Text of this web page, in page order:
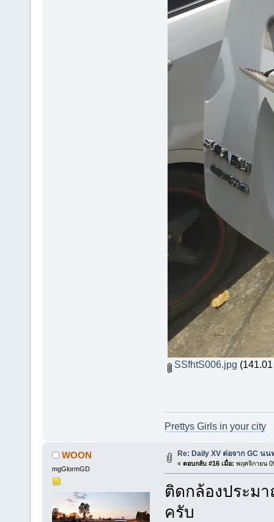
SSfhtS006.jpg
Prettys Girls in your city
WOON
mgGlormGD
Re: Daily XV ต่อจาก GC นน
« ตอบกลับ #16 เมื่อ: พฤศจิกายน
ติดกล้องประม
ครับ